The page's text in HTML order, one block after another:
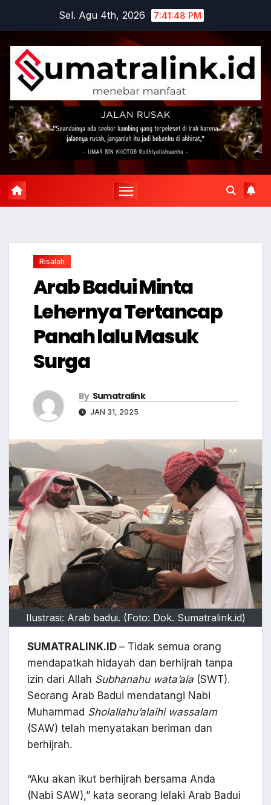
content
Sel. Agu 4th, 2026 7:41:49 PM
Risalah
Arab Badui Minta
Lehernya Tertancap
Panah lalu Masuk
Surga
By Sumatralink
JAN 31, 2025
Ilustrasi: Arab badui. (Foto: Dok. Sumatralink.id)
SUMATRALINK.ID – Tidak semua orang
mendapatkah hidayah dan berhijrah tanpa
izin dari Allah Subhanahu wata’ala (SWT).
Seorang Arab Badui mendatangi Nabi
Muhammad Sholallahu’alaihi wassalam
(SAW) telah menyatakan beriman dan
berhijrah.
“Aku akan ikut berhijrah bersama Anda
(Nabi SAW),” kata seorang lelaki Arab Badui